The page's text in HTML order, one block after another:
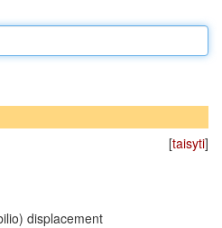
[taisyti]
displacement